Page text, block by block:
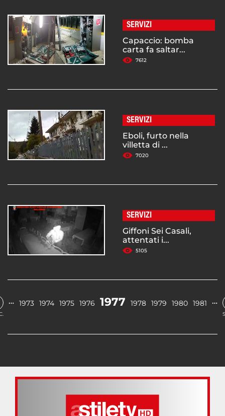
SERVIZI
Capaccio: bomba
carta fa saltar...
7612
SERVIZI
Eboli, furto nella
villetta di ...
7020
SERVIZI
Giffoni Sei Casali,
attentati i...
5105
… 1973 1974 1975 1976 1977 1978 1979 1980 1981 …